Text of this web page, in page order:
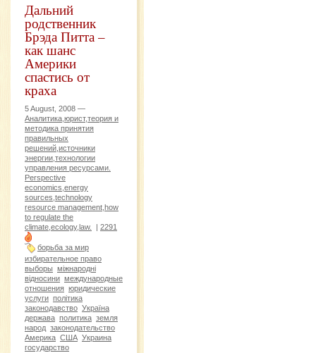
Дальний
родственник
Брэда Питта –
как шанс
Америки
спастись от
краха
5 August, 2008 —
Аналитика,юрист,теория и
методика принятия
правильных
решений,источники
энергии,технологии
управления ресурсами.
Perspective
economics,energy
sources,technology
resource management,how
to regulate the
climate,ecology,law.
| 2291
борьба за мир
избирательное право
выборы міжнародні
відносини международные
отношения юридические
услуги політика
законодавство Україна
держава политика земля
народ законодательство
Америка США Украина
государство